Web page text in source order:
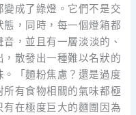
成了綠燈。它們不是交
，同時，每一個燈箱都
，並且有一層淡淡的、
散發出一種難以名狀的
。「麵粉焦慮？還是過度
有食物相關的氣味都極
在極度巨大的麵團因為